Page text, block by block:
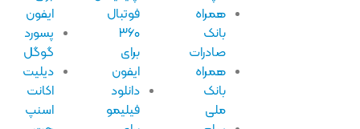
همراه
صادرات
همراه
فوتبال
ایفون
دانلود
فیلیمو
ایفون
پسورد
گوگل
دیلیت
اکانت
اسنپ